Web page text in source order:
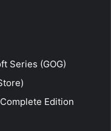
Series (GOG)
Edition